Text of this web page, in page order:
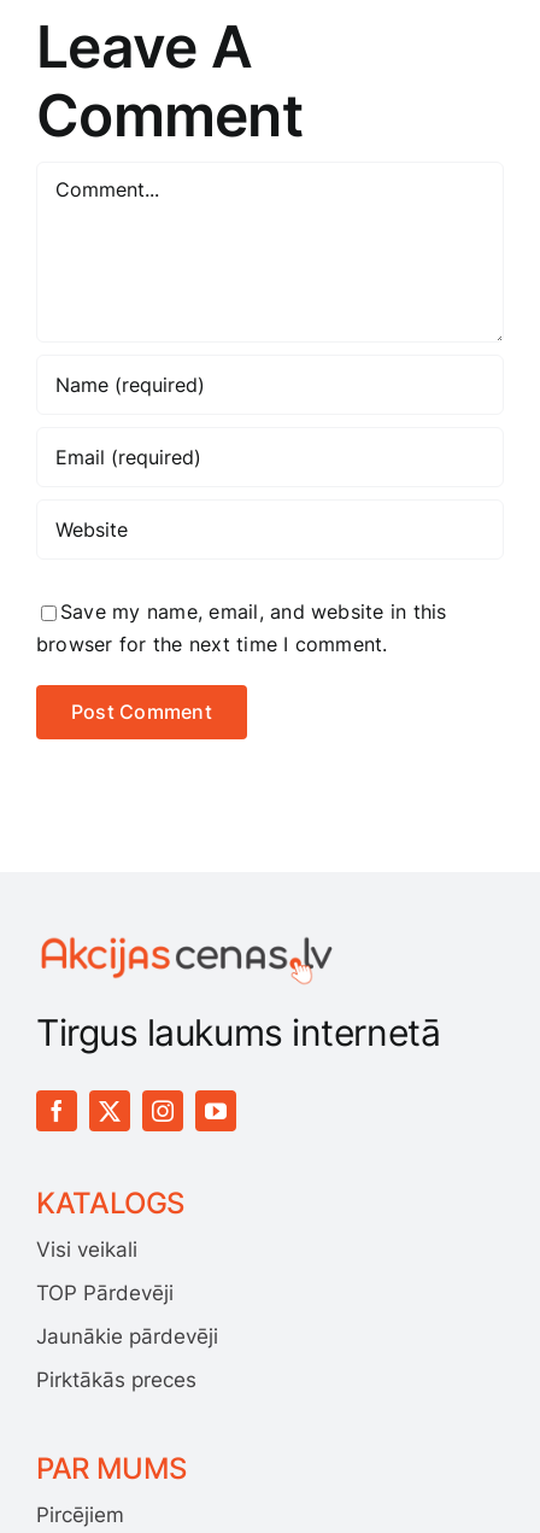
Leave A
Comment
Comment
Save my name, email, and website in this
browser for the next time I comment.
Tirgus laukums internetā
KATALOGS
Visi veikali
TOP Pārdevēji
Jaunākie pārdevēji
Pirktākās preces
PAR MUMS
Pircējiem